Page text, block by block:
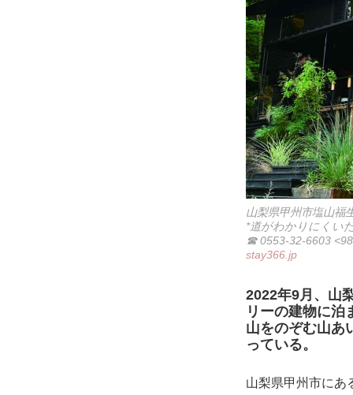
山梨県甲州市塩山福
*道がわかりにくい
☎ 0553-32-6603
stay366.jp
2022年9月、山
リーの建物に泊
山をのぞむ山あ
っている。
山梨県甲州市にあ